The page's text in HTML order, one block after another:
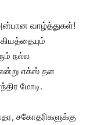
வாழ்த்துகள்!
நல்ல
எக்ஸ் தள
மோடி.
சகோதரிகளுக்கு